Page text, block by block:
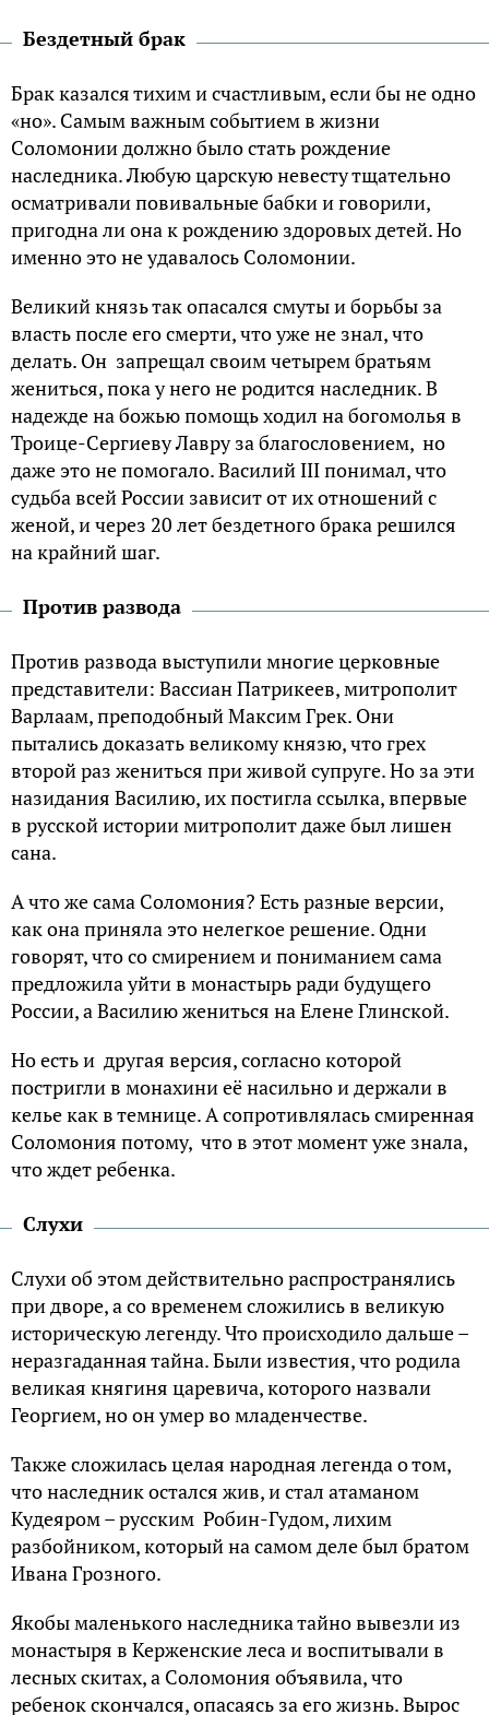
Бездетный брак
Брак казался тихим и счастливым, если бы не одно
«но». Самым важным событием в жизни
Соломонии должно было стать рождение
наследника. Любую царскую невесту тщательно
осматривали повивальные бабки и говорили,
пригодна ли она к рождению здоровых детей. Но
именно это не удавалось Соломонии.
Великий князь так опасался смуты и борьбы за
власть после его смерти, что уже не знал, что
делать. Он запрещал своим четырем братьям
жениться, пока у него не родится наследник. В
надежде на божью помощь ходил на богомолья в
Троице-Сергиеву Лавру за благословением, но
даже это не помогало. Василий III понимал, что
судьба всей России зависит от их отношений с
женой, и через 20 лет бездетного брака решился
на крайний шаг.
Против развода
Против развода выступили многие церковные
представители: Вассиан Патрикеев, митрополит
Варлаам, преподобный Максим Грек. Они
пытались доказать великому князю, что грех
второй раз жениться при живой супруге. Но за эти
назидания Василию, их постигла ссылка, впервые
в русской истории митрополит даже был лишен
сана.
А что же сама Соломония? Есть разные версии,
как она приняла это нелегкое решение. Одни
говорят, что со смирением и пониманием сама
предложила уйти в монастырь ради будущего
России, а Василию жениться на Елене Глинской.
Но есть и другая версия, согласно которой
постригли в монахини её насильно и держали в
келье как в темнице. А сопротивлялась смиренная
Соломония потому, что в этот момент уже знала,
что ждет ребенка.
Слухи
Слухи об этом действительно распространялись
при дворе, а со временем сложились в великую
историческую легенду. Что происходило дальше –
неразгаданная тайна. Были известия, что родила
великая княгиня царевича, которого назвали
Георгием, но он умер во младенчестве.
Также сложилась целая народная легенда о том,
что наследник остался жив, и стал атаманом
Кудеяром – русским Робин-Гудом, лихим
разбойником, который на самом деле был братом
Ивана Грозного.
Якобы маленького наследника тайно вывезли из
монастыря в Керженские леса и воспитывали в
лесных скитах, а Соломония объявила, что
ребенок скончался, опасаясь за его жизнь. Вырос